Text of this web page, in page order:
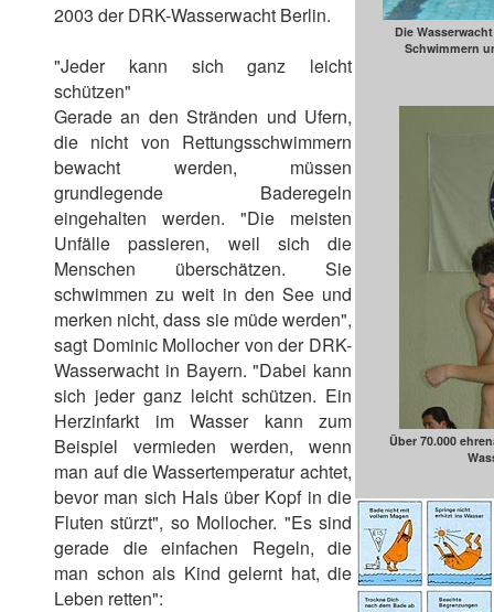
2003 der DRK-Wasserwacht Berlin.
"Jeder kann sich ganz leicht
schützen"
Gerade an den Stränden und Ufern,
die nicht von Rettungsschwimmern
bewacht werden, müssen
grundlegende Baderegeln
eingehalten werden. "Die meisten
Unfälle passieren, weil sich die
Menschen überschätzen. Sie
schwimmen zu weit in den See und
merken nicht, dass sie müde werden",
sagt Dominic Mollocher von der DRK-
Wasserwacht in Bayern. "Dabei kann
sich jeder ganz leicht schützen. Ein
Herzinfarkt im Wasser kann zum
Beispiel vermieden werden, wenn
man auf die Wassertemperatur achtet,
bevor man sich Hals über Kopf in die
Fluten stürzt", so Mollocher. "Es sind
gerade die einfachen Regeln, die
man schon als Kind gelernt hat, die
Leben retten":
Die
Schwimmern
Über 70.000